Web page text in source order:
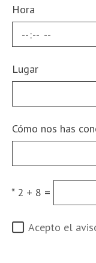
Hora
Lugar
Cómo nos has
*2 + 8 =
Acepto el